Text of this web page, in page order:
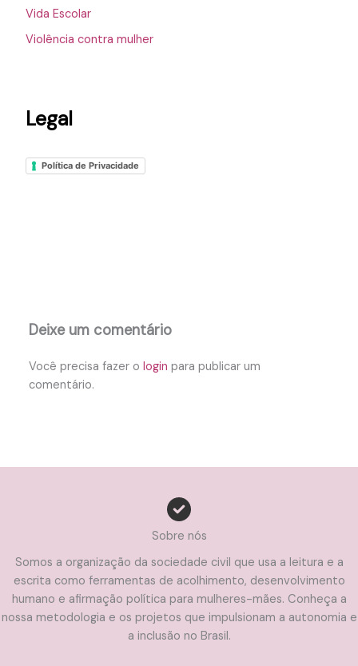
Vida Escolar
Violência contra mulher
Legal
Política de Privacidade
Deixe um comentário
Você precisa fazer ologin para publicar um
comentário.
Sobre nós
Somos a organização da sociedade civil que usa a leitura e a
escrita como ferramentas de acolhimento, desenvolvimento
humano e afirmação política para mulheres-mães. Conheça a
nossa metodologia e os projetos que impulsionam a autonomia e
a inclusão no Brasil.